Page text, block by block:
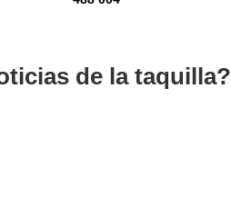
de la taquilla?